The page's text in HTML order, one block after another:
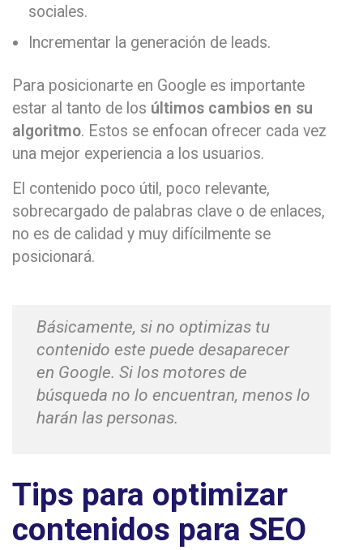
sociales.
Incrementar la generación de leads.
Para posicionarte en Google es importante
estar al tanto de los últimos cambios en su
algoritmo. Estos se enfocan ofrecer cada vez
una mejor experiencia a los usuarios.
El contenido poco útil, poco relevante,
sobrecargado de palabras clave o de enlaces,
no es de calidad y muy difícilmente se
posicionará.
Básicamente, si no optimizas tu
contenido este puede desaparecer
en Google. Si los motores de
búsqueda no lo encuentran, menos lo
harán las personas.
Tips para optimizar
contenidos para SEO